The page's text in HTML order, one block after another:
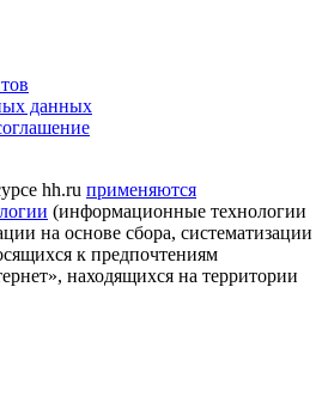
данных
hh.ru применяются
(информационные технологии
на основе сбора, систематизации
к предпочтениям
находящихся на территории